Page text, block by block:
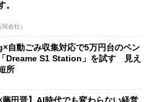
。
会社）
自動ごみ収集対応で5万円台のペン
Dreame S1 Station」を試す 見え
所